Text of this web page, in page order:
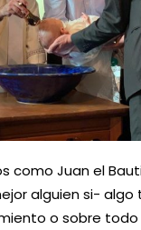
como Juan el
alguien si- algo
o sobre